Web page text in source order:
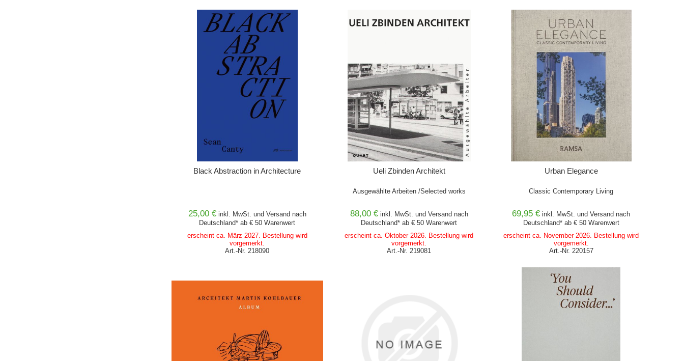
Black Abstraction in Architecture
25,00 € inkl. MwSt. und Versand nach
Deutschland* ab € 50 Warenwert
erscheint ca. März 2027. Bestellung wird
vorgemerkt.
Art.-Nr. 218090
IN DEN WARENKORB
Ueli Zbinden Architekt
Ausgewählte Arbeiten /Selected works
88,00 € inkl. MwSt. und Versand nach
Deutschland* ab € 50 Warenwert
erscheint ca. Oktober 2026. Bestellung wird
vorgemerkt.
Art.-Nr. 219081
IN DEN WARENKORB
Urban Elegance
Classic Contemporary Living
69,95 € inkl. MwSt. undVersand nach
Deutschland* ab € 50 Warenwert
erscheint ca. November 2026. Bestellung wird
vorgemerkt.
Art.-Nr. 220157
IN DEN WARENKORB
IN DEN WARENKORB